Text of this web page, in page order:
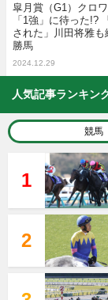
皐月賞（G1）クロ
「1強」に待った!?
された」川田将雅
勝馬
2024.12.29
人気記事ランキン
競馬